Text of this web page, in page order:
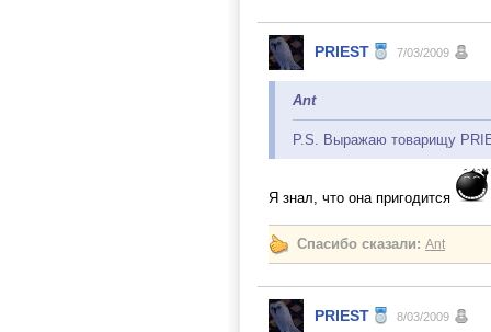
PRIEST 7/03/2009
Ant
P.S. Выражаю товарищу
Я знал, что она пригодится
Спасибо сказали: Ant
PRIEST 8/03/2009